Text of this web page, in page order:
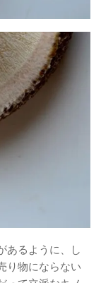
あるように、し
り物にならない